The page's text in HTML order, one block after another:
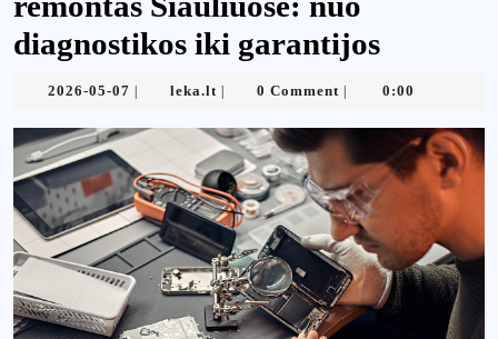
diagnostikos iki garantijos
2026-05-07 2026-
07
leka.lt leka.lt0 Comment 0:00